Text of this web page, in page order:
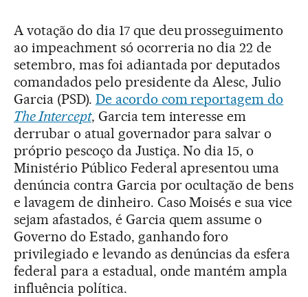
A votação do dia 17 que deu prosseguimento
ao impeachment só ocorreria no dia 22 de
setembro, mas foi adiantada por deputados
comandados pelo presidente da Alesc, Julio
Garcia (PSD). De acordo com reportagem do
The Intercept, Garcia tem interesse em
derrubar o atual governador para salvar o
próprio pescoço da Justiça. No dia 15, o
Ministério Público Federal apresentou uma
denúncia contra Garcia por ocultação de bens
e lavagem de dinheiro. Caso Moisés e sua vice
sejam afastados, é Garcia quem assume o
Governo do Estado, ganhando foro
privilegiado e levando as denúncias da esfera
federal para a estadual, onde mantém ampla
influência política.